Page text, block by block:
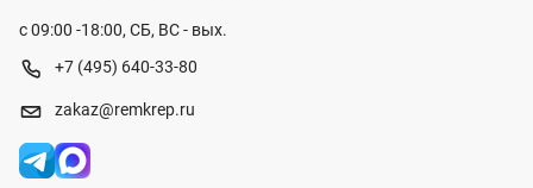
с 09:00 -18:00, СБ, ВС - вых.
+7 (495) 640-33-80
zakaz@remkrep.ru